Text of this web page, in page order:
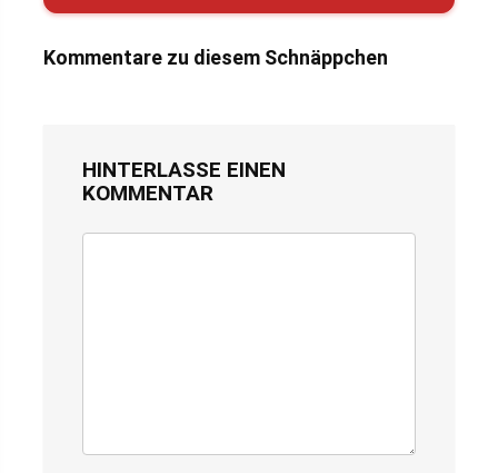
Kommentare zu diesem Schnäppchen
HINTERLASSE EINEN
KOMMENTAR